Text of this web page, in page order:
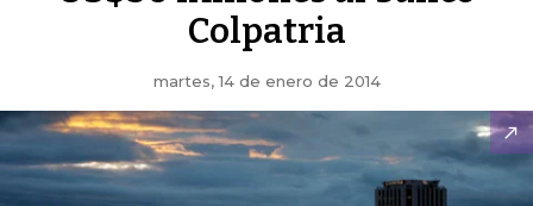
Colpatria
martes, 14 de enero de 2014